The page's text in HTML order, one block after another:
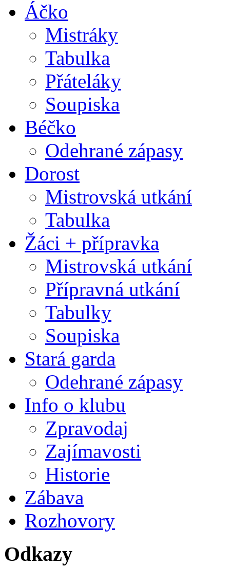
Áčko
Mistráky
Tabulka
Přáteláky
Soupiska
Béčko
Odehrané zápasy
Dorost
Mistrovská utkání
Tabulka
Žáci + přípravka
Mistrovská utkání
Přípravná utkání
Tabulky
Soupiska
Stará garda
Odehrané zápasy
Info o klubu
Zpravodaj
Zajímavosti
Historie
Zábava
Rozhovory
Odkazy